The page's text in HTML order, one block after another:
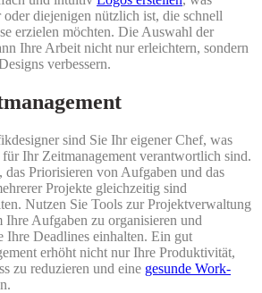
diejenigen nützlich ist, die schnell
erzielen möchten. Die Auswahl der
Ihre Arbeit nicht nur erleichtern, sondern
verbessern.
sind Sie Ihr eigener Chef, was
für Ihr Zeitmanagement verantwortlich sind.
das Priorisieren von Aufgaben und das
Projekte gleichzeitig sind
Nutzen Sie Tools zur Projektverwaltung
Aufgaben zu organisieren und
Ihre Deadlines einhalten. Ein gut
erhöht nicht nur Ihre Produktivität,
zu reduzieren und eine gesunde Work-